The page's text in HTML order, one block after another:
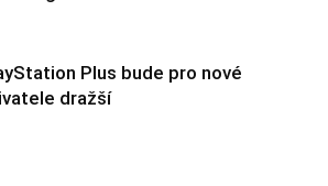
Plus bude pro nové
dražší